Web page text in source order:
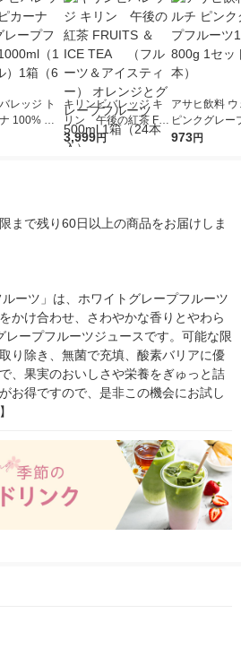
レッジ ト
100% グ
ーツ 1000
キリンビバレッジ キ
リン 午後の紅茶 FR
UITS ＆ ICE TEA
3,999円
アサヒ飲料
ピンクグレー
ツ100 800g 1
973円
まで残り60日以上の商品をお届けしま
ルーツ」は、ホワイトグレープフルーツ
かけ合わせ、さわやかな香りとやわら
ープフルーツジュースです。可能な限
り除き、無菌で充填、酸素バリアに優
、果実のおいしさや栄養をぎゅっと詰
お得ですので、是非この機会にお試し